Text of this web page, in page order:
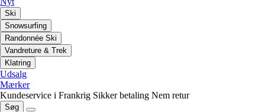
Ski
Snowsurfing
Randonnée Ski
Vandreture & Trek
Klatring
Udsalg
Mærker
Kundeservice i Frankrig Sikker betaling Nem retur
Søg